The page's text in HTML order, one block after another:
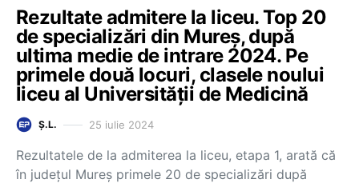
Rezultate admitere la liceu. Top 20
de specializări din Mureș, după
ultima medie de intrare 2024. Pe
primele două locuri, clasele noului
liceu al Universității de Medicină
Ș.L. 25 iulie 2024
Rezultatele de la admiterea la liceu, etapa 1, arată că
în județul Mureș primele 20 de specializări după